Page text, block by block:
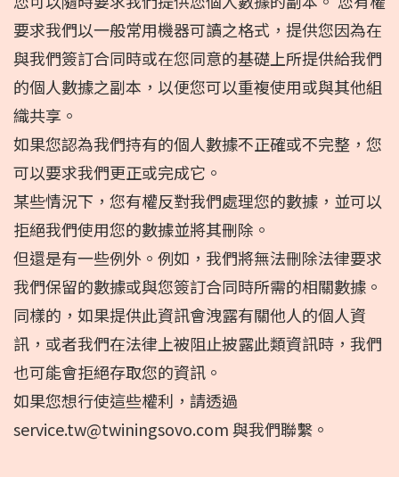
要求我們以一般常用機器可讀之格式，提供您因為在
與我們簽訂合同時或在您同意的基礎上所提供給我們
的個人數據之副本，以便您可以重複使用或與其他組
織共享。
如果您認為我們持有的個人數據不正確或不完整，您
可以要求我們更正或完成它。
某些情況下，您有權反對我們處理您的數據，並可以
拒絕我們使用您的數據並將其刪除。
但還是有一些例外。例如，我們將無法刪除法律要求
我們保留的數據或與您簽訂合同時所需的相關數據。
同樣的，如果提供此資訊會洩露有關他人的個人資
訊，或者我們在法律上被阻止披露此類資訊時，我們
也可能會拒絕存取您的資訊。
如果您想行使這些權利，請透過
service.tw@twiningsovo.com與我們聯繫。